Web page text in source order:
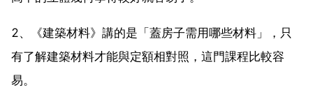
2、《建築材料》講的是「蓋房子需用哪些材料」，只
有了解建築材料才能與定額相對照，這門課程比較容
易。